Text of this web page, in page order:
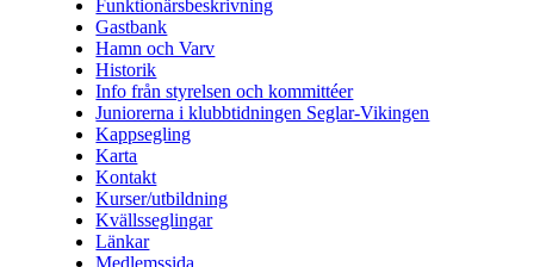
Funktionärsbeskrivning
Gastbank
Hamn och Varv
Historik
Info från styrelsen och kommittéer
Juniorerna i klubbtidningen Seglar-Vikingen
Kappsegling
Karta
Kontakt
Kurser/utbildning
Kvällsseglingar
Länkar